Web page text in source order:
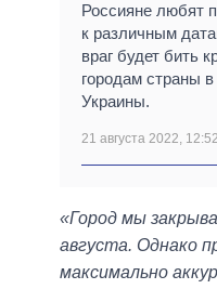
Россияне любят
к различным
враг будет бить
городам страны
Украины.
21 августа 2022, 12:52
«Город мы
августа. Однако
максимально